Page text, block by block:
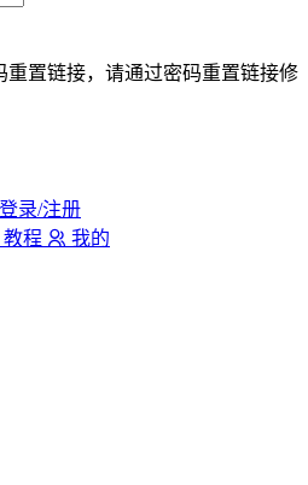
置链接，请通过密码重置链接修
录/注册
教程 我的